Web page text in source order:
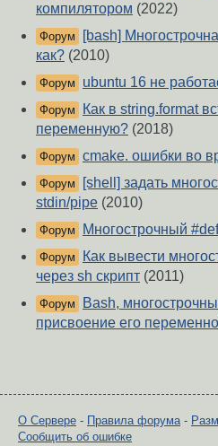
компилятором (2022)
Форум
[bash]
как? (2010)
Форум ubuntu 16 не
Форум
Как в string.format
переменную? (2018)
Форум cmake. ошибки во
Форум
[shell] задать
stdin/pipe (2010)
Форум Многострочный
Форум
Как вывести
через sh скрипт (2011)
Форум
Bash,
присвоение его
О Сервере - Правила форума-
Сообщить об ошибке